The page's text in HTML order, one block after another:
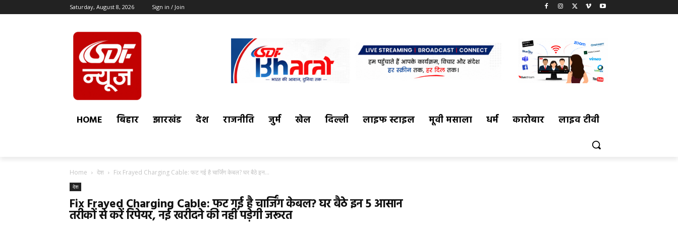
Saturday, August 8, 2026 Sign in / Join
HOME बिहार झारखंड देश राजनीति जुर्म खेल दिल्ली लाइफ स्टाइल मूवी मसाला धर्म कारोबार लाइव टीवी
Home देश Fix Frayed Charging Cable: फट गई है चार्जिंग केबल? घर बैठे इन...
देश
Fix Frayed Charging Cable: फट गई है चार्जिंग केबल? घर बैठे इन 5 आसान
तरीकों से करें रिपेयर, नई खरीदने की नहीं पड़ेगी जरूरत